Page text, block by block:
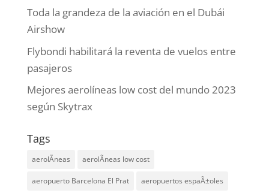
Toda la grandeza de la aviación en el Dubái
Airshow
Flybondi habilitará la reventa de vuelos entre
pasajeros
Mejores aerolíneas low cost del mundo 2023
según Skytrax
Tags
aerolÃ­neas aerolÃ­neas low cost
aeropuerto Barcelona El Prat aeropuertos espaÃ±oles